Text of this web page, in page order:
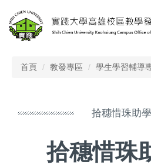
到
主
首頁 教發專區 學生學習輔導
拾穗惜珠助
拾穗惜珠